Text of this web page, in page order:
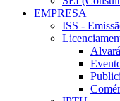
EMPRESA
ISS -